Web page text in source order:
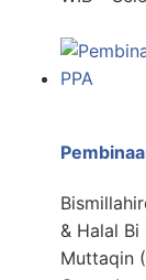
& Halal Bi
Muttaqin